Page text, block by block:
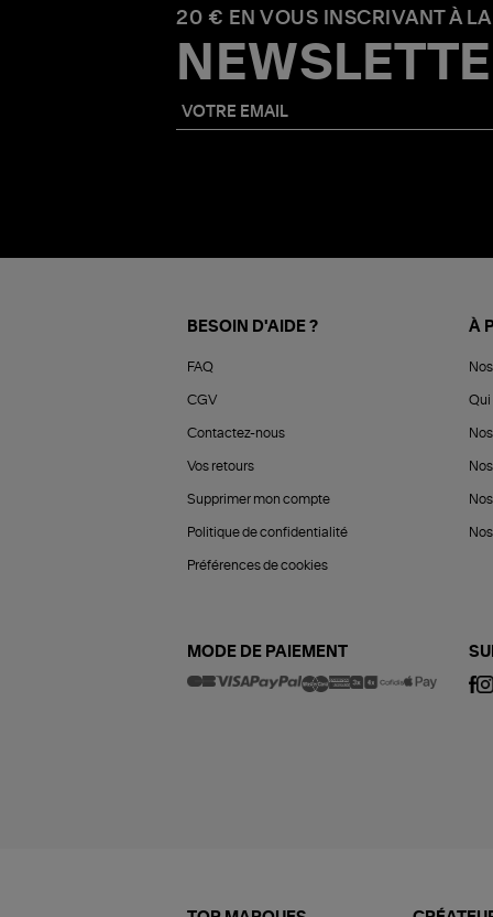
20 € EN VOUS INSCRIVANT À LA
BESOIN D'AIDE ?
FAQ
CGV
Contactez-nous
Vos retours
Supprimer mon compte
Politique de confidentialité
Préférences de cookies
À
Qui
MODE DE PAIEMENT